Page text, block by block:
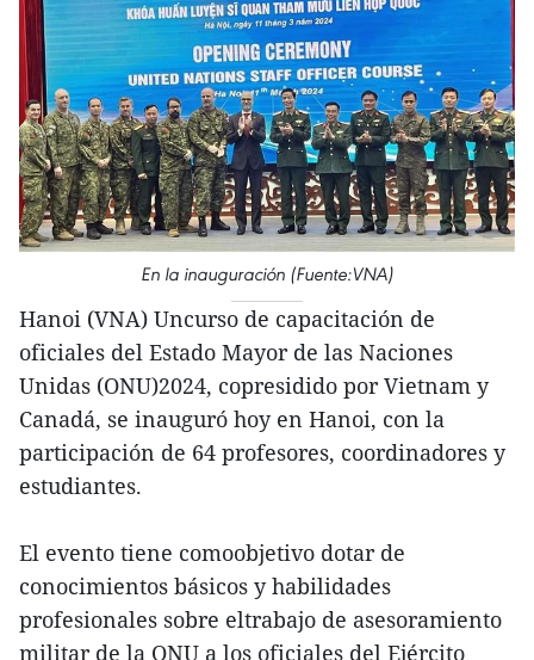
En la inauguración (Fuente:VNA)
Hanoi (VNA) Uncurso de capacitación de
oficiales del Estado Mayor de las Naciones
Unidas (ONU)2024, copresidido por Vietnam y
Canadá, se inauguró hoy en Hanoi, con la
participación de 64 profesores, coordinadores y
estudiantes.
El evento tiene comoobjetivo dotar de
conocimientos básicos y habilidades
profesionales sobre eltrabajo de asesoramiento
militar de la ONU a los oficiales del Ejército